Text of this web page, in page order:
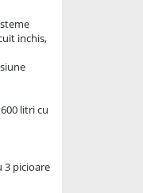
inchis,
litri cu
3 picioare